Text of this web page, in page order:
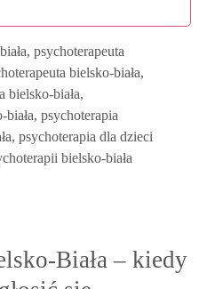
Biała – kiedy